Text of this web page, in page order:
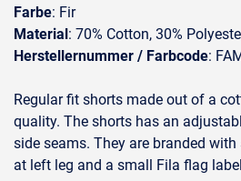
Farbe: Fir
Material: 70% Cotton, 30%
Herstellernummer / Farbcode:
Regular fit shorts made out of a
quality. The shorts has an
side seams. They are branded
at left leg and a small Fila flag